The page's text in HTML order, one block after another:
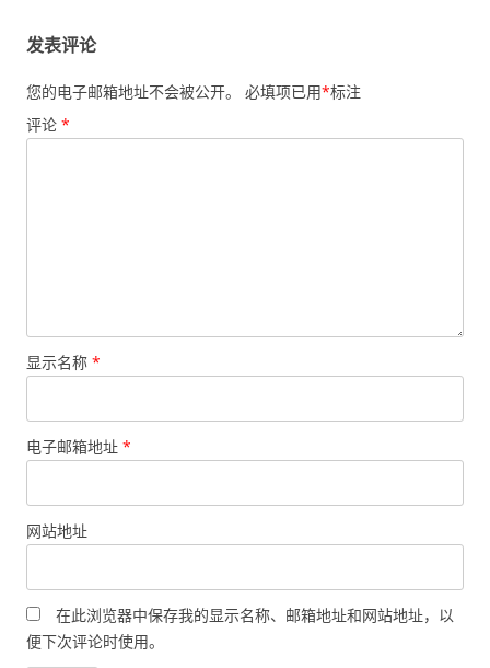
发表评论
您的电子邮箱地址不会被公开。 必填项已用*标注
评论 *
显示名称 *
电子邮箱地址 *
网站地址
在此浏览器中保存我的显示名称、邮箱地址和网站地址，以
便下次评论时使用。